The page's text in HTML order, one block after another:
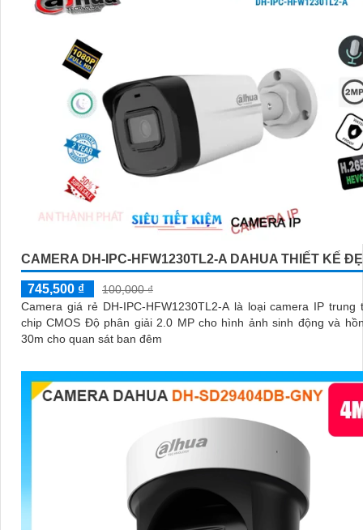
CAMERA DH-IPC-HFW1230TL2-A DAHUA THIẾT KẾ
745,500 ₫
100,000 ₫
Camera giá rẻ DH-IPC-HFW1230TL2-A là loại camera IP trung
chip CMOS Độ phân giải 2.0 MP cho hình ảnh sinh động và
30m cho quan sát ban đêm